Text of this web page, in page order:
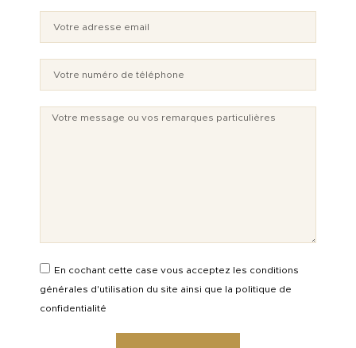
En cochant cette case vous acceptez les conditions
générales d'utilisation du site ainsi que la politique de
confidentialité